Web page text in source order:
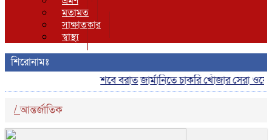
মতামত
সাক্ষাতকার
স্বাস্থ্য
শিরোনামঃ
শবে বরাতজার্মানিতে চাকরি খোঁজার সেরা
/আন্তর্জাতিক